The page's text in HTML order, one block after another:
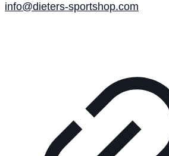
info@dieters-sportshop.com